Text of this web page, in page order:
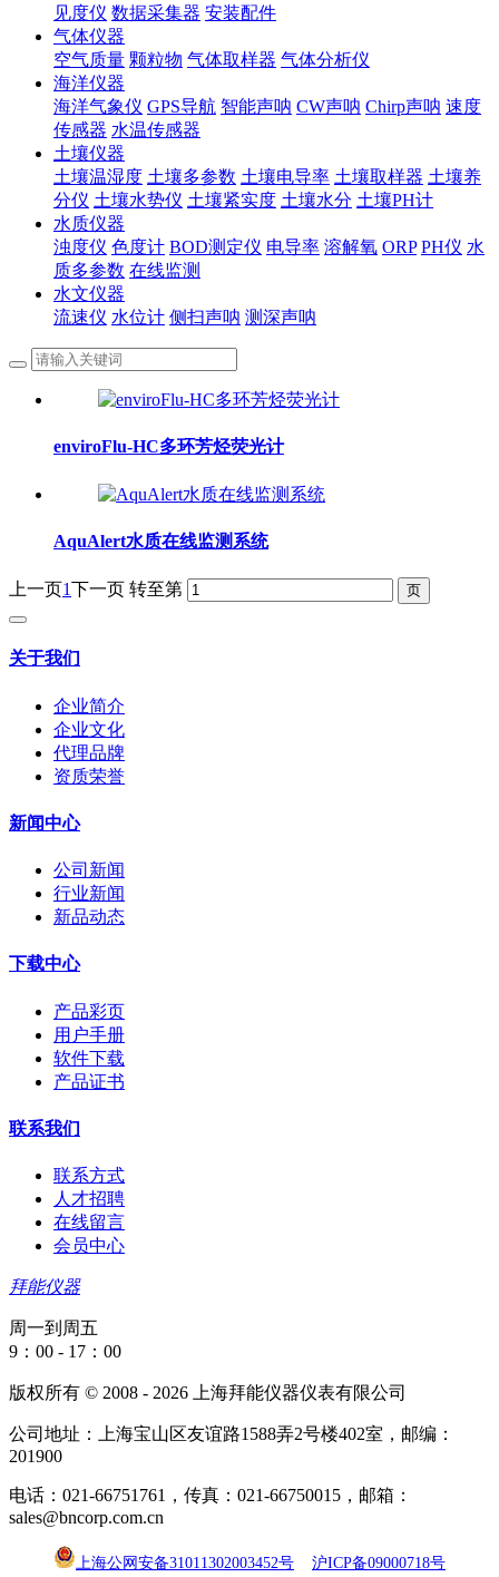
见度仪 数据采集器 安装配件
气体仪器
空气质量 颗粒物 气体取样器 气体分析仪
海洋仪器
海洋气象仪 GPS导航 智能声呐 CW声呐 Chirp声呐 速度
传感器 水温传感器
土壤仪器
土壤温湿度 土壤多参数 土壤电导率 土壤取样器 土壤养
分仪 土壤水势仪 土壤紧实度 土壤水分 土壤PH计
水质仪器
浊度仪 色度计 BOD测定仪 电导率 溶解氧 ORP PH仪 水
质多参数 在线监测
水文仪器
流速仪 水位计 侧扫声呐 测深声呐
enviroFlu-HC多环芳烃荧光计
AquAlert水质在线监测系统
上一页1下一页 转至第
关于我们
企业简介
企业文化
代理品牌
资质荣誉
新闻中心
公司新闻
行业新闻
新品动态
下载中心
产品彩页
用户手册
软件下载
产品证书
联系我们
联系方式
人才招聘
在线留言
会员中心
拜能仪器
周一到周五
9：00 - 17：00
版权所有 © 2008 - 2026 上海拜能仪器仪表有限公司
公司地址：上海宝山区友谊路1588弄2号楼402室，邮编：
201900
电话：021-66751761，传真：021-66750015，邮箱：
sales@bncorp.com.cn
上海公网安备31011302003452号 沪ICP备09000718号